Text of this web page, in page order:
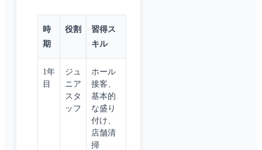
時
期
役割
習得ス
キル
1年
目
ジュ
ニア
スタ
ッフ
ホール
接客、
基本的
な盛り
付け、
店舗清
掃